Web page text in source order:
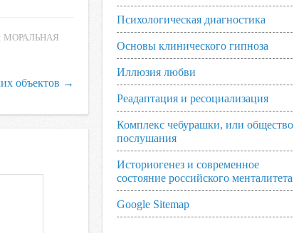
объектов →
Психологическая диагностика
Основы клинического гипноза
Иллюзия любви
Реадаптация и ресоциализация
Комплекс чебурашки, или общество
послушания
Историогенез и современное
состояние российского менталитета
Google Sitemap